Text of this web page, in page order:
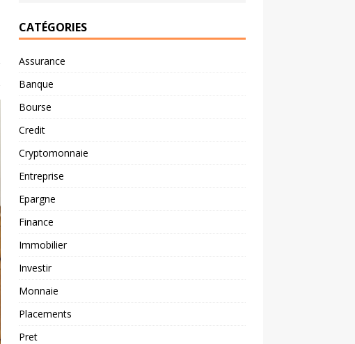
CATÉGORIES
Assurance
Banque
Bourse
Credit
Cryptomonnaie
Entreprise
Epargne
Finance
Immobilier
Investir
Monnaie
Placements
Pret